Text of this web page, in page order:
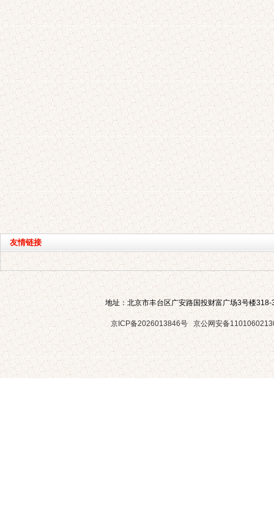
友情链接
地址：北京市丰台区广安路国投财富广场3号楼318-
京ICP备2026013846号 京公网安备